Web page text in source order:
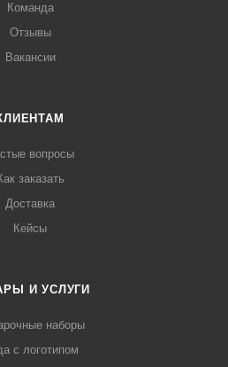
Команда
Отзывы
Вакансии
вопросы
заказать
Доставка
Кейсы
И УСЛУГИ
наборы
с логотипом